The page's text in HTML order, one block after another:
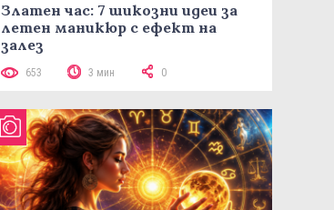
Златен час: 7 шикозни идеи за
летен маникюр с ефект на
залез
653 3 мин 0